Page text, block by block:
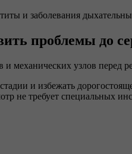
и заболевания
проблемы до
и избежать
не требует специальных